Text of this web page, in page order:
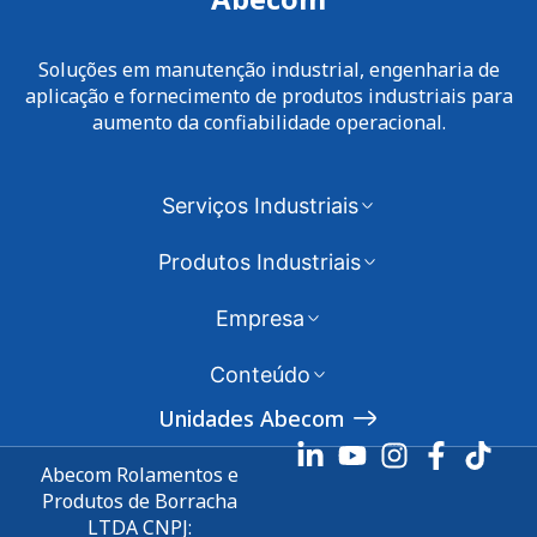
Soluções em manutenção industrial, engenharia de
aplicação e fornecimento de produtos industriais para
aumento da confiabilidade operacional.
Serviços Industriais
Produtos Industriais
Empresa
Conteúdo
Unidades Abecom
Abecom Rolamentos e
Produtos de Borracha
LTDA CNPJ: